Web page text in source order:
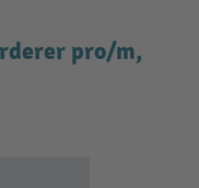
pro/m,